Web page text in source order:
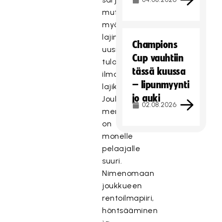
mutta
myös
lajin
uusi
tulokkaita
ilman
lajikokemusta.
Joukkueen
merkitys
on
monelle
pelaajalle
suuri.
Nimenomaan
joukkueen
rentoilmapiiri,
höntsääminen
Champions
Cup vauhtiin
tässä kuussa
– lipunmyynti
jo auki
02.08.2026